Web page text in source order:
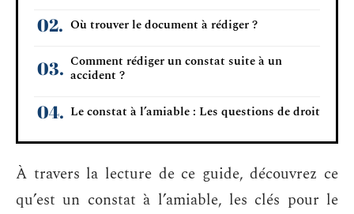
Où trouver le document à rédiger ?
Comment rédiger un constat suite à un
accident ?
Le constat à l’amiable : Les questions de droit
À travers la lecture de ce guide, découvrez ce
qu’est un constat à l’amiable, les clés pour le